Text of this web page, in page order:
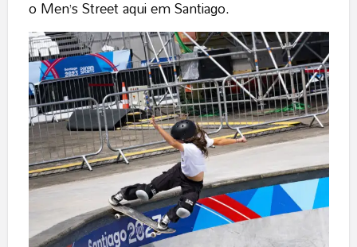
o Men’s Street aqui em Santiago.